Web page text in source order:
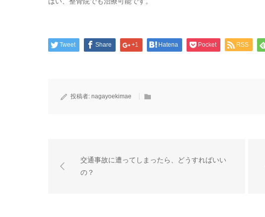
Tweet Share +1 Hatena Pocket RSS
投稿者: nagayoekimae
交通事故に遭ってしまったら、どうすればいい
の？